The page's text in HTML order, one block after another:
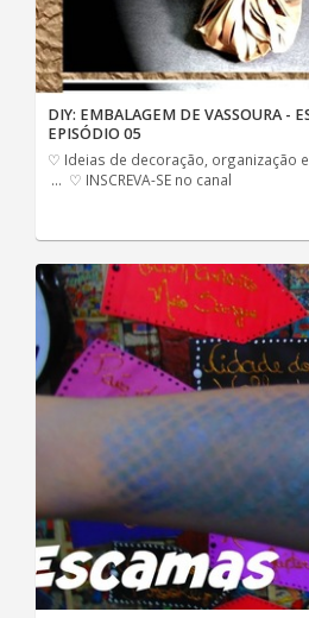
DIY: EMBALAGEM DE VASSOURA -
EPISÓDIO 05
♡ Ideias de decoração, organização
... ♡ INSCREVA-SE no canal